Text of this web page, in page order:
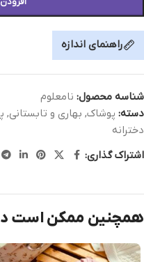
راهنمای اندازه
شناسه محصول: نامعلوم
دسته: پوشاک, بهاری و تابستانی,
دخترانه
اشتراک گذاری:
همچنین ممکن است